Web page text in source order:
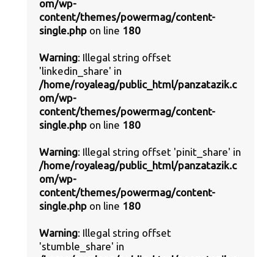
om/wp-
content/themes/powermag/content-
single.php on line 180
Warning: Illegal string offset
'linkedin_share' in
/home/royaleag/public_html/panzatazik.c
om/wp-
content/themes/powermag/content-
single.php on line 180
Warning: Illegal string offset 'pinit_share' in
/home/royaleag/public_html/panzatazik.c
om/wp-
content/themes/powermag/content-
single.php on line 180
Warning: Illegal string offset
'stumble_share' in